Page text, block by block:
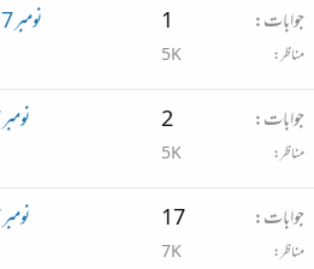
جوابات 1
مناظر 5K
نومبر 17، 2008
جوابات 2
مناظر 5K
نومبر 7، 2008
جوابات 17
مناظر 7K
نومبر 7، 2008